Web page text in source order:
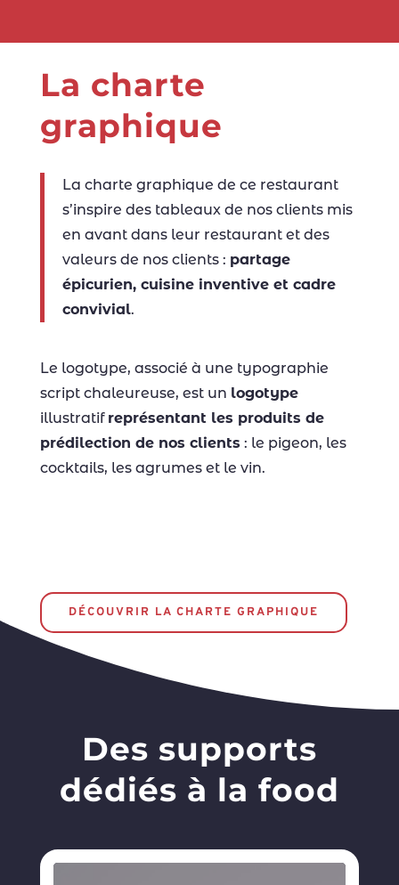
La charte
graphique
La charte graphique de ce restaurant
s’inspire des tableaux de nos clients mis
en avant dans leur restaurant et des
valeurs de nos clients : partage
épicurien, cuisine inventive et cadre
convivial.
Le logotype, associé à une typographie
script chaleureuse, est un logotype
illustratif représentant les produits de
prédilection de nos clients : le pigeon, les
cocktails, les agrumes et le vin.
DÉCOUVRIR LA CHARTE GRAPHIQUE
Des supports
dédiés à la food